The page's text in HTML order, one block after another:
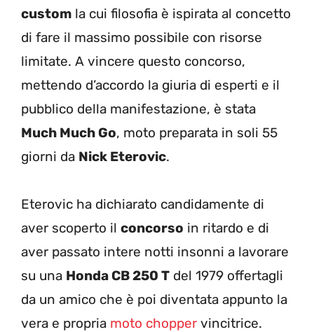
custom la cui filosofia è ispirata al concetto
di fare il massimo possibile con risorse
limitate. A vincere questo concorso,
mettendo d’accordo la giuria di esperti e il
pubblico della manifestazione, è stata
Much Much Go, moto preparata in soli 55
giorni da Nick Eterovic.
Eterovic ha dichiarato candidamente di
aver scoperto il concorso in ritardo e di
aver passato intere notti insonni a lavorare
su una Honda CB 250 T del 1979 offertagli
da un amico che è poi diventata appunto la
vera e propria moto chopper vincitrice.